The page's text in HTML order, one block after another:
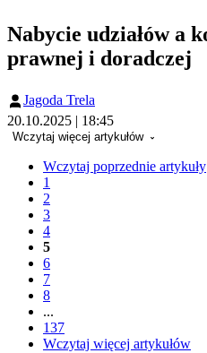
Nabycie udziałów a
prawnej i doradczej
Jagoda Trela
20.10.2025 | 18:45
Wczytaj więcej artykułów
Wczytaj poprzednie artykuły
1
2
3
4
5
6
7
8
...
137
Wczytaj więcej artykułów